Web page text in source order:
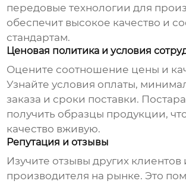
передовые технологии для
обеспечит высокое качество и
стандартам.
Ценовая политика и условия
Оцените соотношение цены и
Узнайте условия оплаты,
заказа и сроки поставки.
получить образцы продукции,
качество вживую.
Репутация и отзывы
Изучите отзывы других
производителя на рынке. Это